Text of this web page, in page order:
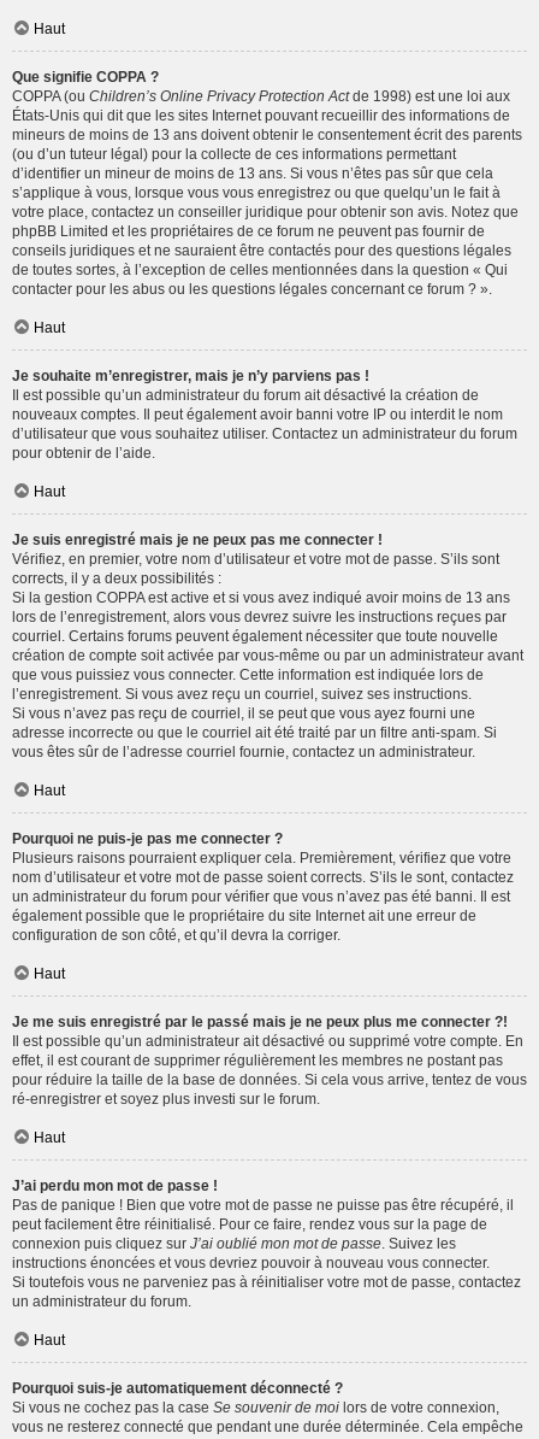
Haut
Que signifie COPPA ?
COPPA (ou Children’s Online Privacy Protection Actde 1998) est une loi aux
États-Unis qui dit que les sites Internet pouvant recueillir des informations de
mineurs de moins de 13 ans doivent obtenir le consentement écrit des parents
(ou d’un tuteur légal) pour la collecte de ces informations permettant
d’identifier un mineur de moins de 13 ans. Si vous n’êtes pas sûr que cela
s’applique à vous, lorsque vous vous enregistrez ou que quelqu’un le fait à
votre place, contactez un conseiller juridique pour obtenir son avis. Notez que
phpBB Limited et les propriétaires de ce forum ne peuvent pas fournir de
conseils juridiques et ne sauraient être contactés pour des questions légales
de toutes sortes, à l’exception de celles mentionnées dans la question « Qui
contacter pour les abus ou les questions légales concernant ce forum ? ».
Haut
Je souhaite m’enregistrer, mais je n’y parviens pas !
Il est possible qu’un administrateur du forum ait désactivé la création de
nouveaux comptes. Il peut également avoir banni votre IP ou interdit le nom
d’utilisateur que vous souhaitez utiliser. Contactez un administrateur du forum
pour obtenir de l’aide.
Haut
Je suis enregistré mais je ne peux pas me connecter !
Vérifiez, en premier, votre nom d’utilisateur et votre mot de passe. S’ils sont
corrects, il y a deux possibilités :
Si la gestion COPPA est active et si vous avez indiqué avoir moins de 13 ans
lors de l’enregistrement, alors vous devrez suivre les instructions reçues par
courriel. Certains forums peuvent également nécessiter que toute nouvelle
création de compte soit activée par vous-même ou par un administrateur avant
que vous puissiez vous connecter. Cette information est indiquée lors de
l’enregistrement. Si vous avez reçu un courriel, suivez ses instructions.
Si vous n’avez pas reçu de courriel, il se peut que vous ayez fourni une
adresse incorrecte ou que le courriel ait été traité par un filtre anti-spam. Si
vous êtes sûr de l’adresse courriel fournie, contactez un administrateur.
Haut
Pourquoi ne puis-je pas me connecter ?
Plusieurs raisons pourraient expliquer cela. Premièrement, vérifiez que votre
nom d’utilisateur et votre mot de passe soient corrects. S’ils le sont, contactez
un administrateur du forum pour vérifier que vous n’avez pas été banni. Il est
également possible que le propriétaire du site Internet ait une erreur de
configuration de son côté, et qu’il devra la corriger.
Haut
Je me suis enregistré par le passé mais je ne peux plus me connecter ?!
Il est possible qu’un administrateur ait désactivé ou supprimé votre compte. En
effet, il est courant de supprimer régulièrement les membres ne postant pas
pour réduire la taille de la base de données. Si cela vous arrive, tentez de vous
ré-enregistrer et soyez plus investi sur le forum.
Haut
J’ai perdu mon mot de passe !
Pas de panique ! Bien que votre mot de passe ne puisse pas être récupéré, il
peut facilement être réinitialisé. Pour ce faire, rendez vous sur la page de
connexion puis cliquez sur J’ai oublié mon mot de passe . Suivez les
instructions énoncées et vous devriez pouvoir à nouveau vous connecter.
Si toutefois vous ne parveniez pas à réinitialiser votre mot de passe, contactez
un administrateur du forum.
Haut
Pourquoi suis-je automatiquement déconnecté ?
Si vous ne cochez pas la case Se souvenir de moi lors de votre connexion,
vous ne resterez connecté que pendant une durée déterminée. Cela empêche